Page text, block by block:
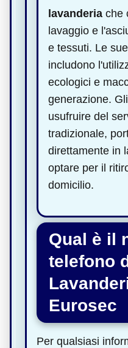
lavanderia che
lavaggio e
e tessuti. Le sue
includono
ecologici e
generazione.
usufruire del
tradizionale,
direttamente in
optare per il
domicilio.
Qual è il
telefono
Eurosec
Per qualsiasi